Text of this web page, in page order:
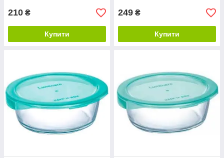
210 ₴
Купити
249 ₴
Купити